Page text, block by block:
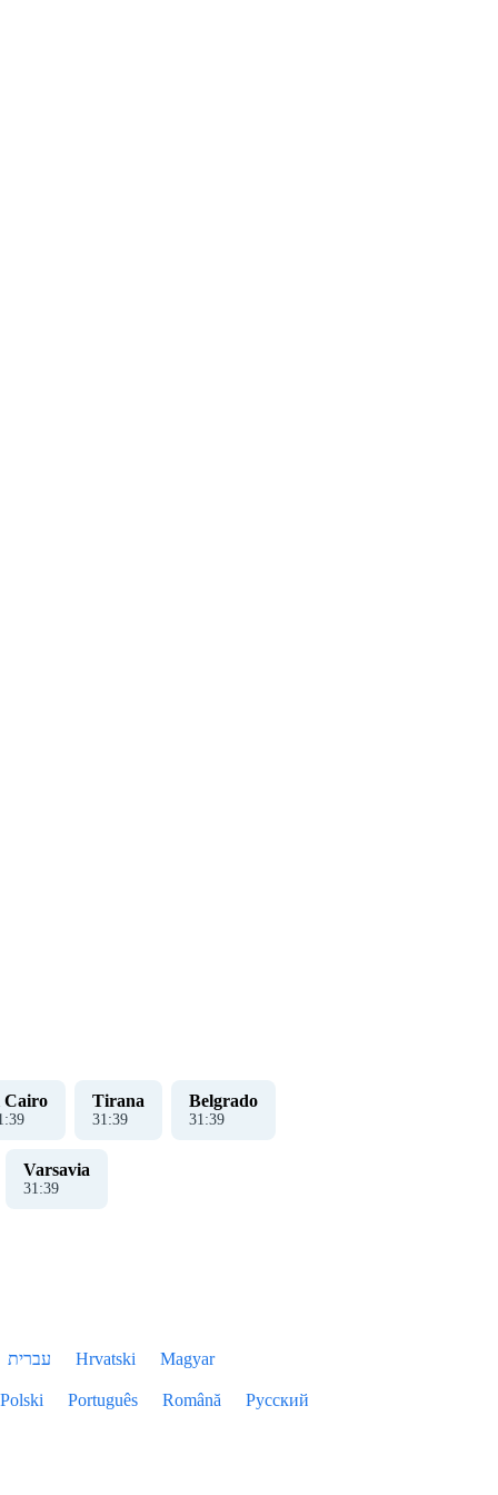
Cairo
:39
Tirana
31:39
Belgrado
31:39
Varsavia
31:39
עברית Hrvatski Magyar
Polski Português Română Русский